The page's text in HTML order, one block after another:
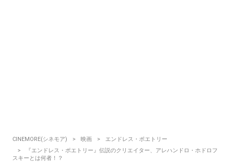
CINEMORE(シネモア) 映画
エンドレス・ポエトリー
『エンドレス・ポエトリー』伝説のクリエイター、アレハンドロ・ホドロフ
スキーとは何者！？